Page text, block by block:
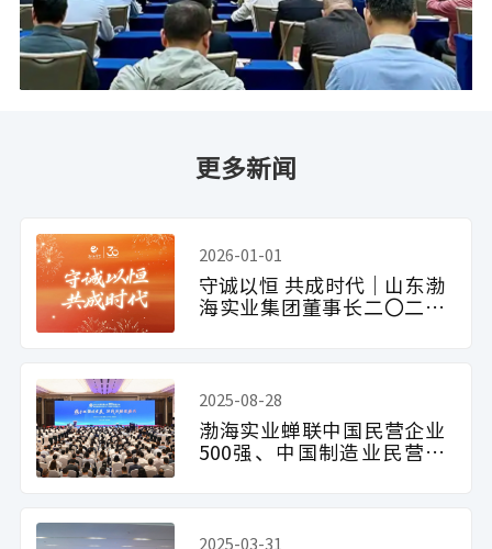
更多新闻
2026-01-01
守诚以恒 共成时代｜山东渤
海实业集团董事长二〇二六
2025-08-28
渤海实业蝉联中国民营企业
500强、中国制造业民营企
2025-03-31